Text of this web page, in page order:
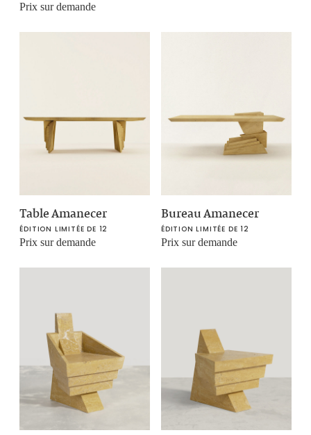
Prix sur demande
Table Amanecer
ÉDITION LIMITÉE DE 12
Prix sur demande
Bureau Amanecer
ÉDITION LIMITÉE DE 12
Prix sur demande